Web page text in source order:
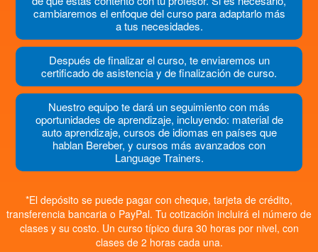
cambiaremos el enfoque del curso para adaptarlo más
a tus necesidades.
Después de finalizar el curso, te enviaremos un
certificado de asistencia y de finalización de curso.
Nuestro equipo te dará un seguimiento con más
oportunidades de aprendizaje, incluyendo: material de
auto aprendizaje, cursos de idiomas en países que
hablan Bereber, y cursos más avanzados con
Language Trainers.
*El depósito se puede pagar con cheque, tarjeta de crédito,
transferencia bancaria o PayPal. Tu cotización incluirá el número de
clases y su costo. Un curso típico dura 30 horas por nivel, con
clases de 2 horas cada una.